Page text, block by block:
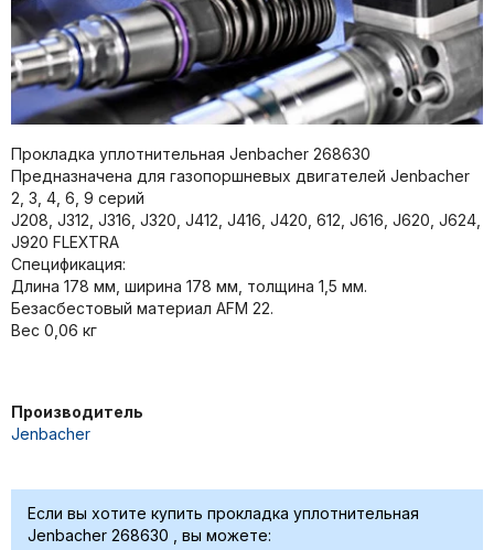
Прокладка уплотнительная Jenbacher 268630
Предназначена для газопоршневых двигателей Jenbacher
2, 3, 4, 6, 9 серий
J208, J312, J316, J320, J412, J416, J420, 612, J616, J620, J624,
J920 FLEXTRA
Спецификация:
Длина 178 мм, ширина 178 мм, толщина 1,5 мм.
Безасбестовый материал AFM 22.
Вес 0,06 кг
Производитель
Jenbacher
Если вы хотите купить прокладка уплотнительная
Jenbacher 268630 , вы можете: